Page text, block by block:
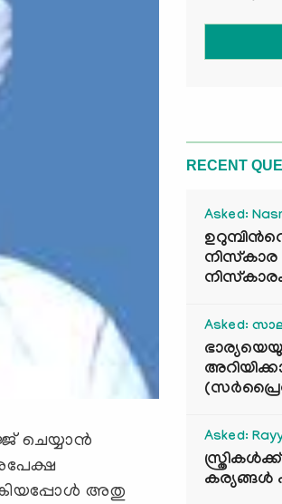
ചെയ്യാന്‍
അതു
RECENT
Asked:
നിസ്കാര
Asked:
Asked: